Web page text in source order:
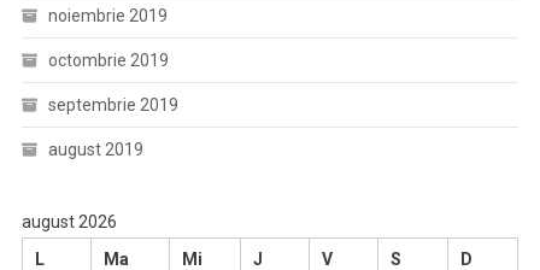
noiembrie 2019
octombrie 2019
septembrie 2019
august 2019
august 2026
L
Ma Mi J V S D